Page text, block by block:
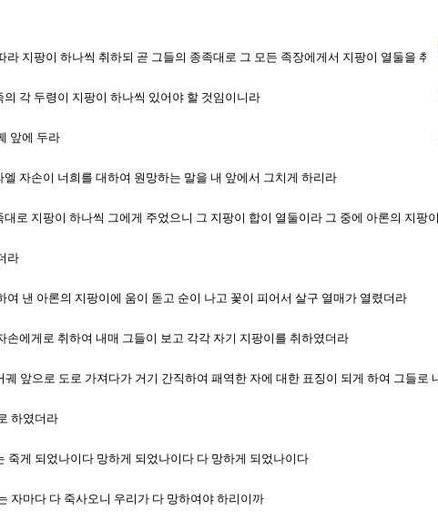
지팡이 하나씩 취하되 곧 그들의 종족대로 그 모든 족장에게서 지팡이 열둘을 취
각 두령이 지팡이 하나씩 있어야 할 것임이니라
앞에 두라
자손이 너희를 대하여 원망하는 말을 내 앞에서 그치게 하리라
로 지팡이 하나씩 그에게 주었으니 그 지팡이 합이 열둘이라 그 중에 아론의 지팡
라
낸 아론의 지팡이에 움이 돋고 순이 나고 꽃이 피어서 살구 열매가 열렸더라
에게로 취하여 내매 그들이 보고 각각 자기 지팡이를 취하였더라
앞으로 도로 가져다가 거기 간직하여 패역한 자에 대한 표징이 되게 하여 그들로
하였더라
죽게 되었나이다 망하게 되었나이다 다 망하게 되었나이다
자마다 다 죽사오니 우리가 다 망하여야 하리이까